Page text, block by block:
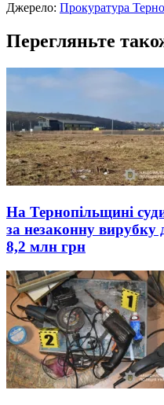
Джерело: Прокуратура
Перегляньте
На Тернопільщині
за незаконну вирубку
8,2 млн грн